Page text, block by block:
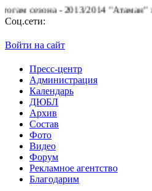
- 2013/2014 "Атаман" занял 10
Соц.сети:
Войти на сайт
Пресс-центр
Администрация
Календарь
ДЮБЛ
Архив
Состав
Фото
Видео
Форум
Рекламное агентство
Благодарим